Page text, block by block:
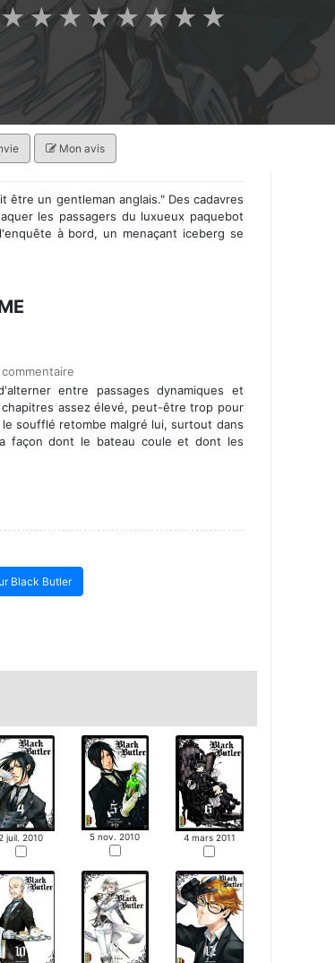
★
★
★
★
★
★
★
★
Mon avis
être un gentleman anglais." Des cadavres
les passagers du luxueux paquebot
à bord, un menaçant iceberg se
entre passages dynamiques et
assez élevé, peut-être trop pour
soufflé retombe malgré lui, surtout dans
façon dont le bateau coule et dont les
Black Butler
juil. 2010 5 nov. 2010 4 mars 2011